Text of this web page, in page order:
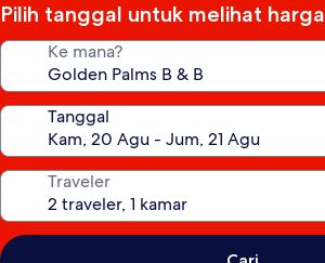
Pilih tanggal untuk melihat harga
Ke mana?
Tanggal
Traveler